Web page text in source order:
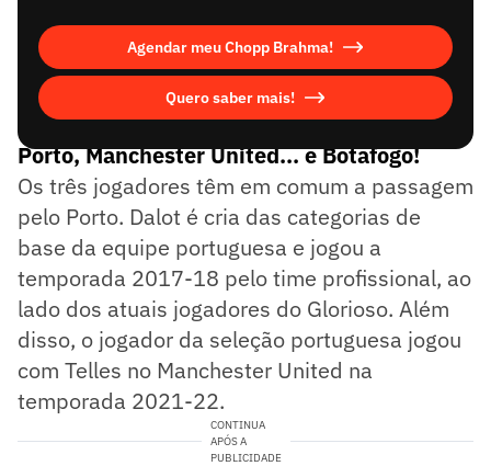
Agendar meu Chopp Brahma!
Quero saber mais!
Porto, Manchester United... e Botafogo!
Os três jogadores têm em comum a passagem
pelo Porto. Dalot é cria das categorias de
base da equipe portuguesa e jogou a
temporada 2017-18 pelo time profissional, ao
lado dos atuais jogadores do Glorioso. Além
disso, o jogador da seleção portuguesa jogou
com Telles no Manchester United na
temporada 2021-22.
CONTINUA
APÓS A
PUBLICIDADE